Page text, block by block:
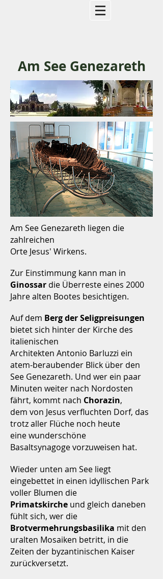
Am See Genezareth
Am See Genezareth liegen die
zahlreichen
Orte Jesus' Wirkens.
Zur Einstimmung kann man in
Ginossar die Überreste eines 2000
Jahre alten Bootes besichtigen.
Auf dem Berg der Seligpreisungen
bietet sich hinter der Kirche des
italienischen
Architekten Antonio Barluzzi ein
atem-beraubender Blick über den
See Genezareth. Und wer ein paar
Minuten weiter nach Nordosten
fährt, kommt nach Chorazin,
dem von Jesus verfluchten Dorf, das
trotz aller Flüche noch heute
eine wunderschöne
Basaltsynagoge vorzuweisen hat.
Wieder unten am See liegt
eingebettet in einen idyllischen Park
voller Blumen die
Primatskirche und gleich daneben
fühlt sich, wer die
Brotvermehrungsbasilika mit den
uralten Mosaiken betritt, in die
Zeiten der byzantinischen Kaiser
zurückversetzt.